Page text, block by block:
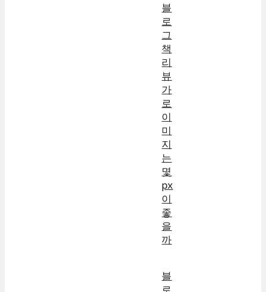
블
로
그
책
리
뷰
가
로
이
미
지
는
몇
px
이
좋
을
까
블